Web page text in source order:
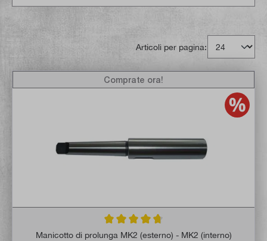
Articoli per pagina:
Valutazione media di 4.7 su 5 stelle
Manicotto di prolunga MK2 (esterno) - MK2 (interno)
Comprate ora!